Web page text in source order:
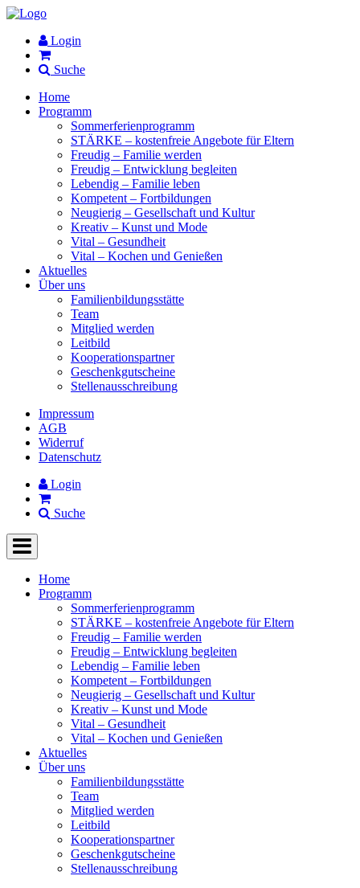
Login
Suche
Home
Programm
Sommerferienprogramm
STÄRKE – kostenfreie Angebote für Eltern
Freudig – Familie werden
Freudig – Entwicklung begleiten
Lebendig – Familie leben
Kompetent – Fortbildungen
Neugierig – Gesellschaft und Kultur
Kreativ – Kunst und Mode
Vital – Gesundheit
Vital – Kochen und Genießen
Aktuelles
Über uns
Familienbildungsstätte
Team
Mitglied werden
Leitbild
Kooperationspartner
Geschenkgutscheine
Stellenausschreibung
Impressum
AGB
Widerruf
Datenschutz
Login
Suche
Home
Programm
Sommerferienprogramm
STÄRKE – kostenfreie Angebote für Eltern
Freudig – Familie werden
Freudig – Entwicklung begleiten
Lebendig – Familie leben
Kompetent – Fortbildungen
Neugierig – Gesellschaft und Kultur
Kreativ – Kunst und Mode
Vital – Gesundheit
Vital – Kochen und Genießen
Aktuelles
Über uns
Familienbildungsstätte
Team
Mitglied werden
Leitbild
Kooperationspartner
Geschenkgutscheine
Stellenausschreibung